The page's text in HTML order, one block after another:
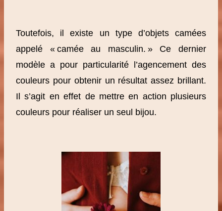
Toutefois, il existe un type d’objets camées
appelé « camée au masculin. » Ce dernier
modèle a pour particularité l’agencement des
couleurs pour obtenir un résultat assez brillant.
Il s’agit en effet de mettre en action plusieurs
couleurs pour réaliser un seul bijou.